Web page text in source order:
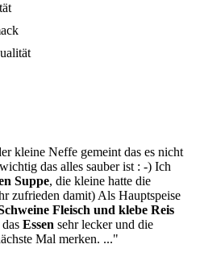
kleine Neffe gemeint das es nicht
das alles sauber ist : -) Ich
Suppe, die kleine hatte die
zufrieden damit) Als Hauptspeise
Fleisch und klebe Reis
Essen sehr leckerund die
Mal merken. ..."